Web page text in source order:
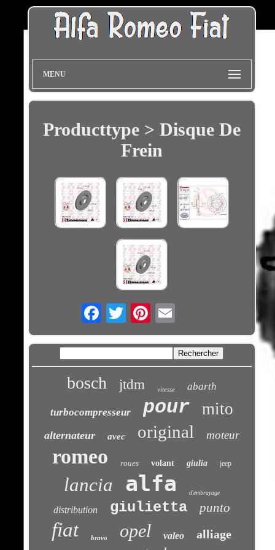
MENU
Producttype > Disque De
Frein
Email
bosch jtdm vitesse abarth
turbocompresseur pour mito
alternateur avec original moteur
romeo roues volant giulia jeep
lancia alfa d'embrayage
distribution giulietta punto
fiat bravo opel valeo alliage